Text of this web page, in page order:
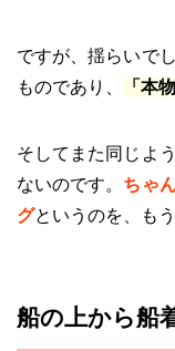
ですが、揺らいで
ものであり、
「本
そしてまた同じよ
ないのです。 ちゃ
グというのを、も
船の上から船